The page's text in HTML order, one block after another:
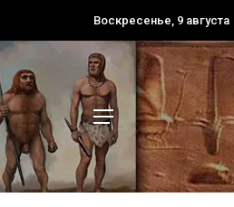
Воскресенье, 9 августа